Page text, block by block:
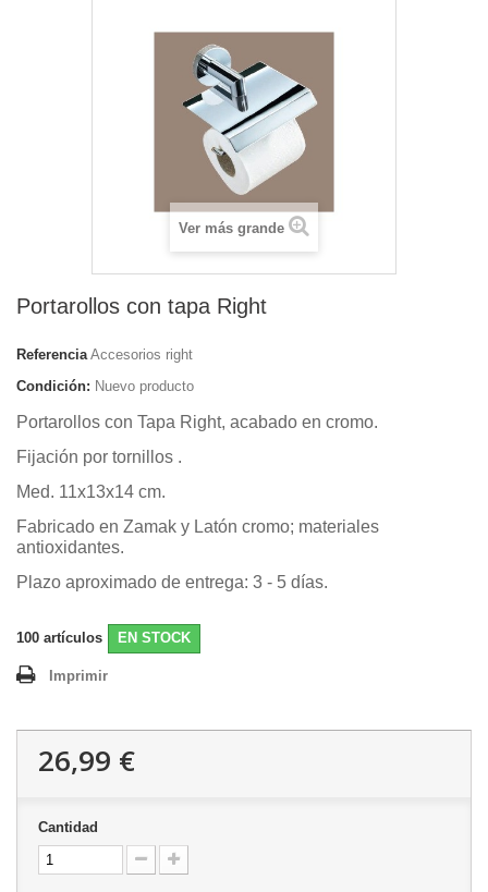
Ver más grande
Portarollos con tapa Right
Referencia Accesorios right
Condición: Nuevo producto
Portarollos con Tapa Right, acabado en cromo.
Fijación por tornillos .
Med. 11x13x14 cm.
Fabricado en Zamak y Latón cromo; materiales
antioxidantes.
Plazo aproximado de entrega: 3 - 5 días.
100 artículos EN STOCK
Imprimir
26,99 €
Cantidad